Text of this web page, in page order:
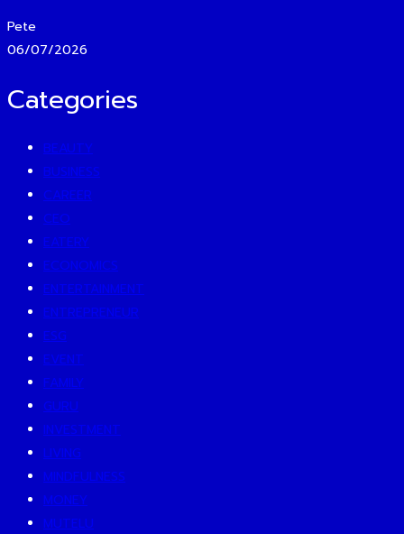
Pete
06/07/2026
Categories
BEAUTY
BUSINESS
CAREER
CEO
EATERY
ECONOMICS
ENTERTAINMENT
ENTREPRENEUR
ESG
EVENT
FAMILY
GURU
INVESTMENT
LIVING
MINDFULNESS
MONEY
MUTELU